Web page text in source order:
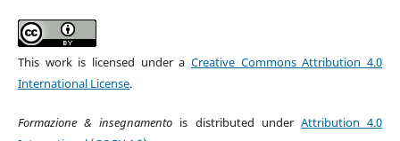
This work is licensed under aCreative Commons Attribution 4.0
International License.
Formazione & insegnamento is distributed under Attribution 4.0